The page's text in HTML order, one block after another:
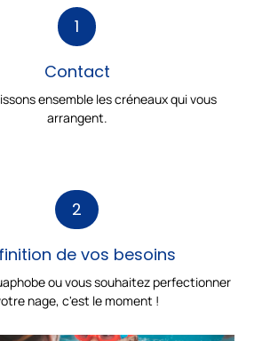
1
Contact
ensemble les créneaux qui vous
arrangent.
2
de vos besoins
ou vous souhaitez perfectionner
nage, c'est le moment !